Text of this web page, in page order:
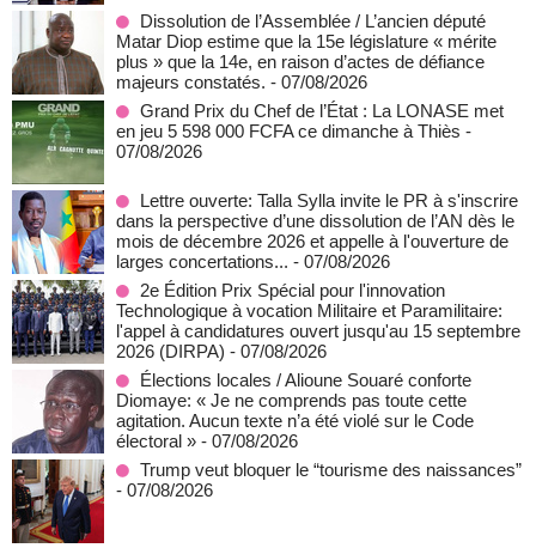
Dissolution de l’Assemblée / L’ancien député
Matar Diop estime que la 15e législature « mérite
plus » que la 14e, en raison d’actes de défiance
majeurs constatés. - 07/08/2026
Grand Prix du Chef de l’État : La LONASE met
en jeu 5 598 000 FCFA ce dimanche à Thiès -
07/08/2026
Lettre ouverte: Talla Sylla invite le PR à s'inscrire
dans la perspective d’une dissolution de l’AN dès le
mois de décembre 2026 et appelle à l'ouverture de
larges concertations... - 07/08/2026
2e Édition Prix Spécial pour l'innovation
Technologique à vocation Militaire et Paramilitaire:
l'appel à candidatures ouvert jusqu'au 15 septembre
2026 (DIRPA) - 07/08/2026
Élections locales / Alioune Souaré conforte
Diomaye: « Je ne comprends pas toute cette
agitation. Aucun texte n’a été violé sur le Code
électoral » - 07/08/2026
Trump veut bloquer le “tourisme des naissances”
- 07/08/2026